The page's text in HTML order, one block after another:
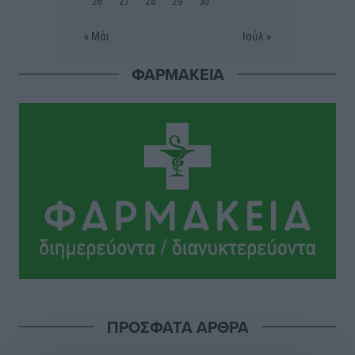
Αθλητικά• πριν 7 ώρες
Σι Τζέι Χάρις: «Να πανηγυρίσουμε πολλές νίκες μαζί»
Αθλητικά • πριν 8 ώρες
Ροδήλιος: Ο απολογισμός από το Πανελλήνιο
Πρωτάθλημα Πίστας
« Μάι Ιούλ »
ΦΑΡΜΑΚΕΙΑ
ΠΡΟΣΦΑΤΑ ΑΡΘΡΑ